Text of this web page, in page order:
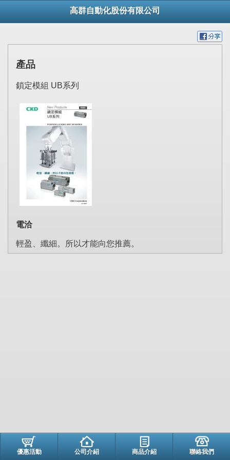
高群自動化股份有限公司
產品
鎖定模組 UB系列
電洽
輕盈、纖細。所以才能向您推薦。
優惠活動 公司介紹 商品介紹 聯絡我們